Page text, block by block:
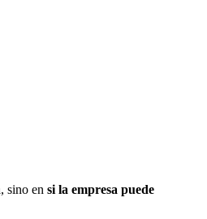
sino en si la empresa puede